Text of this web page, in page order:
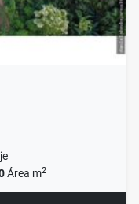
Área m2